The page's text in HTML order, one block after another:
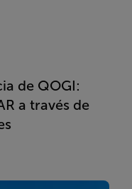
de QOGI:
a través de